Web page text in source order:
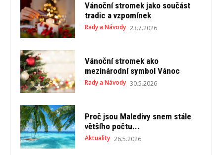
Vánoční stromek jako součást
tradic a vzpomínek
Rady a Návody 23.7.2026
Vánoční stromek ako
mezinárodní symbol Vánoc
Rady a Návody 30.5.2026
Proč jsou Maledivy snem stále
většího počtu...
Aktuality 26.5.2026